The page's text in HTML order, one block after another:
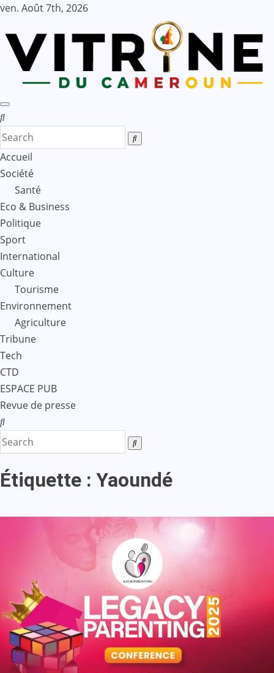
Skip
content
ven. Août 7th, 2026
Accueil
Société
Santé
Eco & Business
Politique
Sport
International
Culture
Tourisme
Environnement
Agriculture
Tribune
Tech
CTD
ESPACE PUB
Revue de presse
Étiquette : Yaoundé